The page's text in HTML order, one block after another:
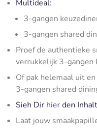
Multideal:
3-gangen
3-gangen shared
Proef de authentieke
verrukkelijk 3-gangen
Of pak helemaal uit
3-gangen shared
Sieh Dir hierden
Laat jouw